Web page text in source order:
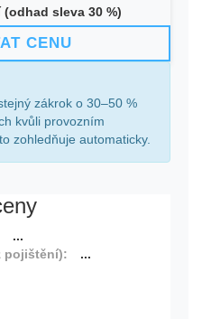
sleva 30 %)
CENU
zákrok o 30–50 %
kvůli provozním
zohledňuje automaticky.
...
pojištění):
...